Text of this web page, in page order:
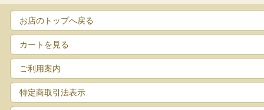
お店のトップへ戻る
カートを見る
ご利用案内
特定商取引法表示